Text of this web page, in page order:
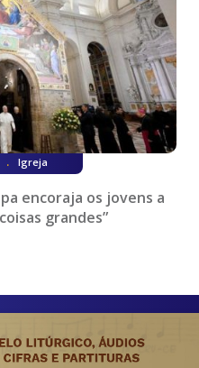
. Igreja
encoraja os jovens a
grandes”